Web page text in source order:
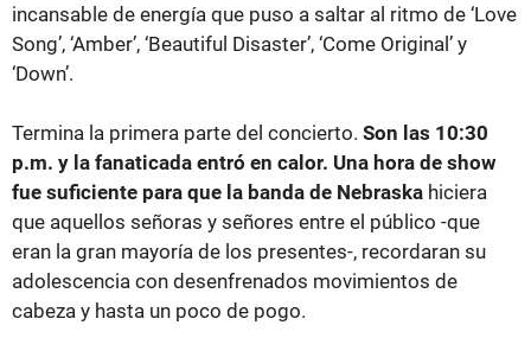
incansable de energía que puso a saltar al ritmo de ‘Love
Song’, ‘Amber’, ‘Beautiful Disaster’, ‘Come Original’ y
‘Down’.
Termina la primera parte del concierto. Son las 10:30
p.m. y la fanaticada entró en calor. Una hora de show
fue suficiente para que la banda de Nebraska hiciera
que aquellos señoras y señores entre el público -que
eran la gran mayoría de los presentes-, recordaran su
adolescencia con desenfrenados movimientos de
cabeza y hasta un poco de pogo.